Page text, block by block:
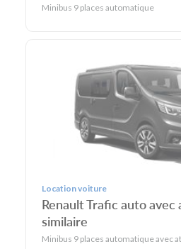
Minibus 9 places automatique
Location voiture
Renault Trafic auto avec
similaire
Minibus 9 places automatique avec